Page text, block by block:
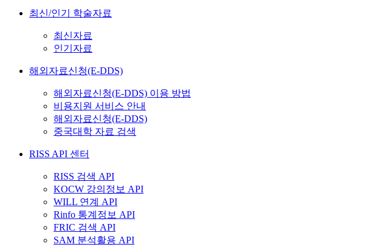
최신/인기 학술자료
최신자료
인기자료
해외자료신청(E-DDS)
해외자료신청(E-DDS) 이용 방법
비용지원 서비스 안내
해외자료신청(E-DDS)
중국대학 자료 검색
RISS API 센터
RISS 검색 API
KOCW 강의정보 API
WILL 연계 API
Rinfo 통계정보 API
FRIC 검색 API
SAM 분석활용 API